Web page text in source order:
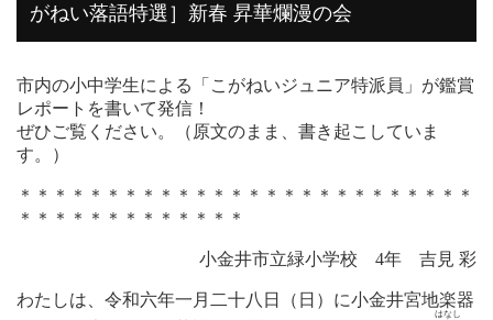
がねい落語特選］新春 昇華爛漫の会
市内の小中学生による「こがねいジュニア特派員」が鑑賞
レポートを書いて発信！
ぜひご覧ください。（原文のまま、書き起こしていま
す。）
＊＊＊＊＊＊＊＊＊＊＊＊＊＊＊＊＊＊＊＊＊＊＊＊＊＊
＊＊＊＊＊＊＊＊＊＊＊＊＊
小金井市立緑小学校 4年 吉見 彩
わたしは、令和六年一月二十八日（日）に小金井宮地楽器
はなし